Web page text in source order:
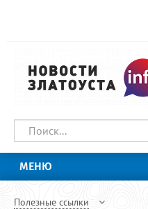
МЕНЮ
Полезные ссылки